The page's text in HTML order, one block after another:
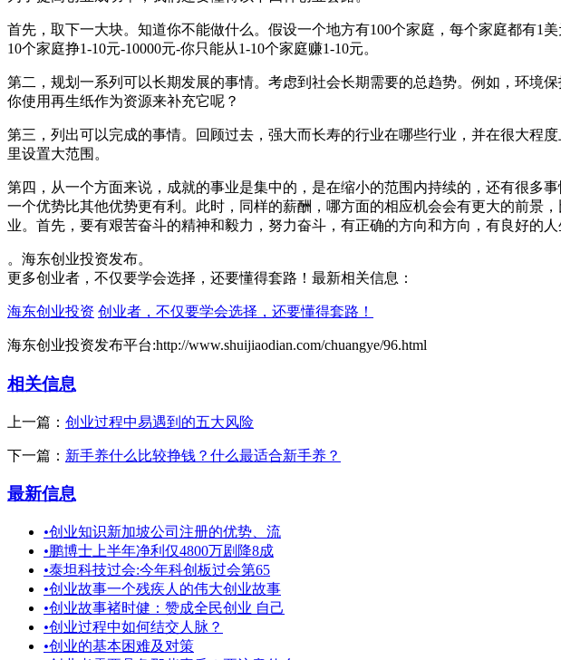
首先，取下一大块。知道你不能做什么。假设一个地方有100个家庭，每个家庭都有1
10个家庭挣1-10元-10000元-你只能从1-10个家庭赚1-10元。
第二，规划一系列可以长期发展的事情。考虑到社会长期需要的总趋势。例如，环境
你使用再生纸作为资源来补充它呢？
第三，列出可以完成的事情。回顾过去，强大而长寿的行业在哪些行业，并在很大程
里设置大范围。
第四，从一个方面来说，成就的事业是集中的，是在缩小的范围内持续的，还有很
一个优势比其他优势更有利。此时，同样的薪酬，哪方面的相应机会会有更大的前景
业。首先，要有艰苦奋斗的精神和毅力，努力奋斗，有正确的方向和方向，有良好的
。海东创业投资发布。
更多创业者，不仅要学会选择，还要懂得套路！最新相关信息：
海东创业投资 创业者，不仅要学会选择，还要懂得套路！
海东创业投资发布平台:http://www.shuijiaodian.com/chuangye/96.html
相关信息
上一篇： 创业过程中易遇到的五大风险
下一篇： 新手养什么比较挣钱？什么最适合新手养？
最新信息
•创业知识新加坡公司注册的优势、流
•鹏博士上半年净利仅4800万剧降8成
•泰坦科技过会:今年科创板过会第65
•创业故事一个残疾人的伟大创业故事
•创业故事褚时健：赞成全民创业 自己
•创业过程中如何结交人脉？
•创业的基本困难及对策